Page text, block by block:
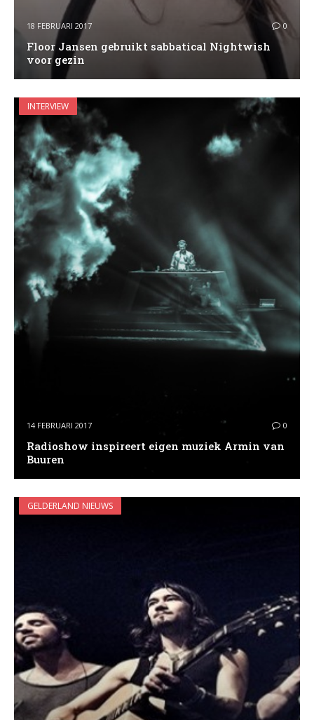
18 FEBRUARI 2017 0
Floor Jansen gebruikt sabbatical Nightwish
voor gezin
INTERVIEW
14 FEBRUARI 2017 0
Radioshow inspireert eigen muziek Armin van
Buuren
GELDERLAND NIEUWS